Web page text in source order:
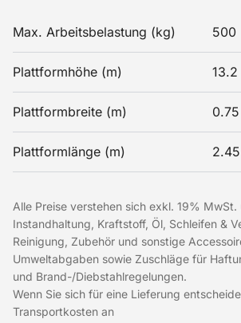
Max. Arbeitsbelastung (kg) 500
Plattformhöhe (m) 13.2
Plattformbreite (m) 0.75
Plattformlänge (m) 2.45
Alle Preise verstehen sich exkl. 19%
Instandhaltung, Kraftstoff, Öl, Schleifen &
Reinigung, Zubehör und sonstige
Umweltabgaben sowie Zuschläge für
und Brand-/Diebstahlregelungen.
Wenn Sie sich für eine Lieferung
Transportkosten an